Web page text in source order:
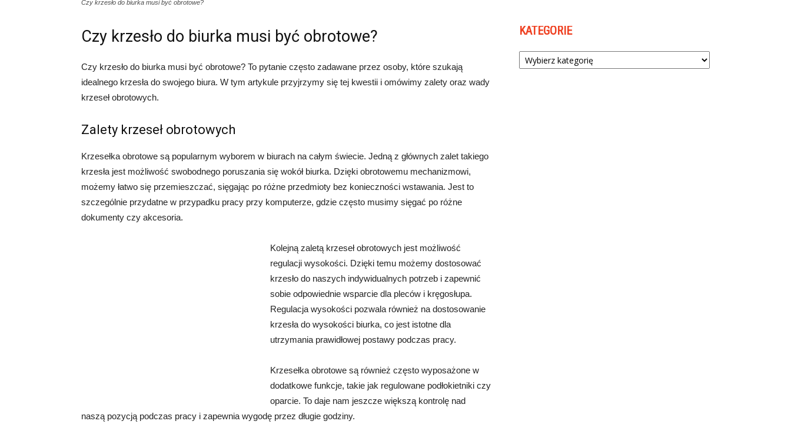
Czy krzesło do biurka musi być obrotowe?
Czy krzesło do biurka musi być obrotowe?
Czy krzesło do biurka musi być obrotowe? To pytanie często zadawane przez osoby, które szukają
idealnego krzesła do swojego biura. W tym artykule przyjrzymy się tej kwestii i omówimy zalety oraz wady
krzeseł obrotowych.
Zalety krzeseł obrotowych
Krzesełka obrotowe są popularnym wyborem w biurach na całym świecie. Jedną z głównych zalet takiego
krzesła jest możliwość swobodnego poruszania się wokół biurka. Dzięki obrotowemu mechanizmowi,
możemy łatwo się przemieszczać, sięgając po różne przedmioty bez konieczności wstawania. Jest to
szczególnie przydatne w przypadku pracy przy komputerze, gdzie często musimy sięgać po różne
dokumenty czy akcesoria.
Kolejną zaletą krzeseł obrotowych jest możliwość
regulacji wysokości. Dzięki temu możemy dostosować
krzesło do naszych indywidualnych potrzeb i zapewnić
sobie odpowiednie wsparcie dla pleców i kręgosłupa.
Regulacja wysokości pozwala również na dostosowanie
krzesła do wysokości biurka, co jest istotne dla
utrzymania prawidłowej postawy podczas pracy.
Krzesełka obrotowe są również często wyposażone w
dodatkowe funkcje, takie jak regulowane podłokietniki czy
oparcie. To daje nam jeszcze większą kontrolę nad
naszą pozycją podczas pracy i zapewnia wygodę przez długie godziny.
KATEGORIE
Kategorie